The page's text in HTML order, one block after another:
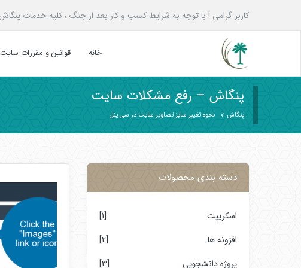
کاربر گرامی ! با توجه به شرایط کسب و کار بعد از جنگ ، کلیه خدمات پنگاش به همه عزیزان تا
خانه قوانین و مقررات سایت
پنگاش – رفع مشکلات سایت
پنگاش نحوه تغییر سایز تصاویر سایت در سی پنل
دسته بندی محصولات
اسکریپت
[1]
افزونه ها
[2]
پروژه دانشجویی
[3]